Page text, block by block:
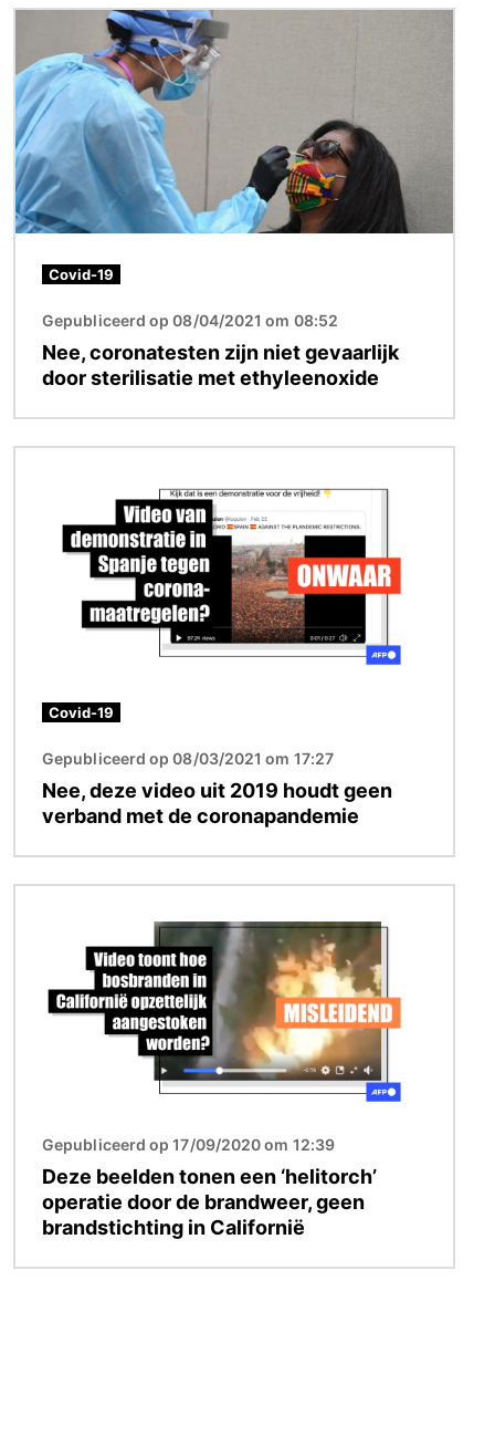
Afbeelding
Covid-19
Gepubliceerd op 08/04/2021 om 08:52
Nee, coronatesten zijn niet gevaarlijk
door sterilisatie met ethyleenoxide
Covid-19
Gepubliceerd op 08/03/2021 om 17:27
Nee, deze video uit 2019 houdt geen
verband met de coronapandemie
Gepubliceerd op 17/09/2020 om 12:39
Deze beelden tonen een ‘helitorch’
operatie door de brandweer, geen
brandstichting in Californië